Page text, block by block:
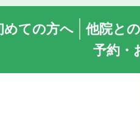
めての方へ 他院と
予約・